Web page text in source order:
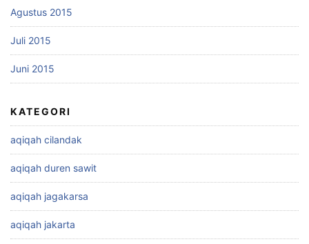
Agustus 2015
Juli 2015
Juni 2015
KATEGORI
aqiqah cilandak
aqiqah duren sawit
aqiqah jagakarsa
aqiqah jakarta